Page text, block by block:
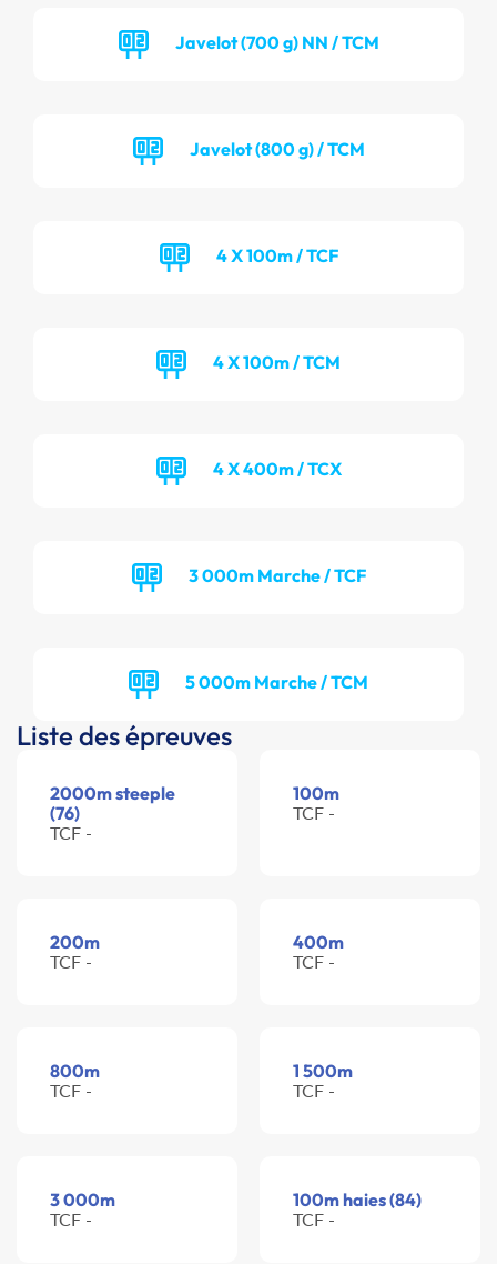
Javelot (700 g) NN / TCM
Javelot (800 g) / TCM
4 X 100m / TCF
4 X 100m / TCM
4 X 400m / TCX
3 000m Marche / TCF
5 000m Marche / TCM
Liste des épreuves
2000m steeple
(76)
TCF -
100m
TCF -
200m
TCF -
400m
TCF -
800m
TCF -
1 500m
TCF -
3 000m
TCF -
100m haies (84)
TCF -